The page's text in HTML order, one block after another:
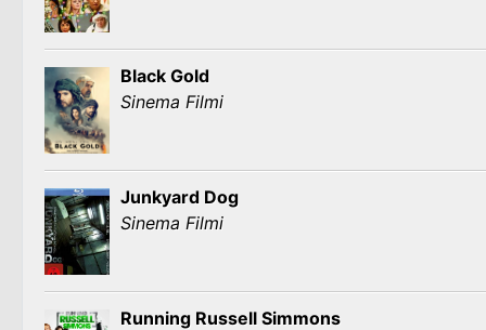
Black Gold
Sinema Filmi
Junkyard Dog
Sinema Filmi
Running Russell Simmons